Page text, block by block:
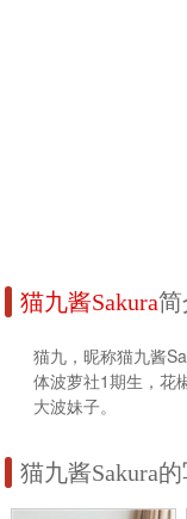
猫九酱Sakura简
猫九，昵称猫九酱
体波萝社1期生，花
大波妹子。
猫九酱Sakura